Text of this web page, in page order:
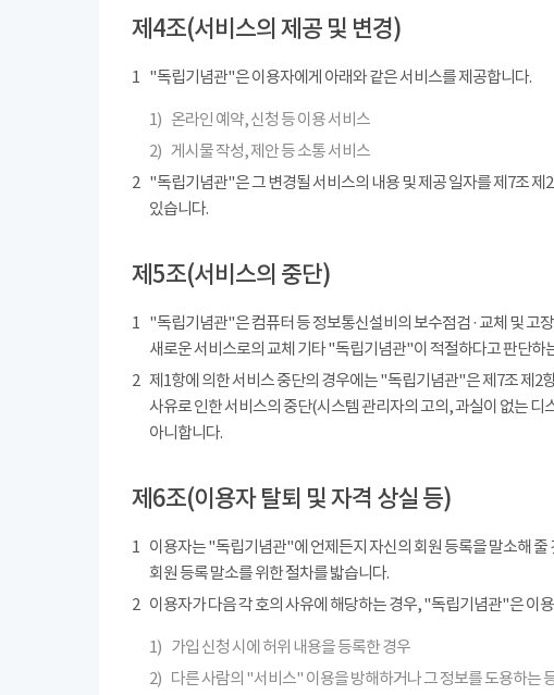
제4조(서비스의 제공 및 변경)
1 "독립기념관"은 이용자에게 아래와 같은 서비스를 제공합니다.
1) 온라인 예약, 신청 등 이용 서비스
2) 게시물 작성, 제안 등 소통 서비스
2 "독립기념관"은 그 변경될 서비스의 내용 및 제공 일자를 제7조
있습니다.
제5조(서비스의 중단)
1 "독립기념관"은 컴퓨터 등 정보통신설비의 보수점검 · 교체 및 고
새로운 서비스로의 교체 기타 "독립기념관"이 적절하다고 판단하
2 제1항에 의한 서비스 중단의 경우에는 "독립기념관"은 제7조 제2
사유로 인한 서비스의 중단(시스템 관리자의 고의, 과실이 없는
아니합니다.
제6조(이용자 탈퇴 및 자격 상실 등)
1 이용자는 "독립기념관"에 언제든지 자신의 회원 등록을 말소해
회원 등록 말소를 위한 절차를 밟습니다.
2 이용자가 다음 각 호의 사유에 해당하는 경우, "독립기념관"은 이
1) 가입 신청 시에 허위 내용을 등록한 경우
2) 다른 사람의 "서비스" 이용을 방해하거나 그 정보를 도용하는